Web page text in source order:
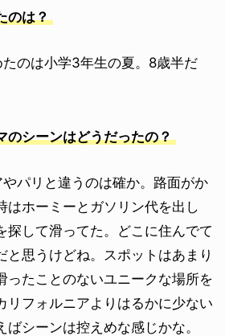
のは？
のは小学3年生の夏。8歳半だ
シーンはどうだったの？
パリと違うのは確か。路面がか
はホーミーとガソリン代を出し
探して滑ってた。どこに住んでて
と思うけどね。スポットはあまり
ったことのないユニークな場所を
リフォルニアよりはるかに少ない
シーンは控えめな感じかな。